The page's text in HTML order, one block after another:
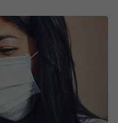
gustului după COVID